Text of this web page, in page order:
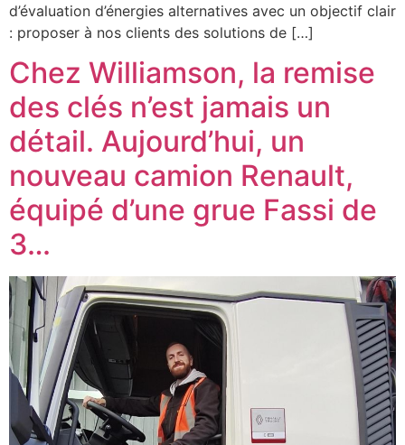
d’évaluation d’énergies alternatives avec un objectif clair
: proposer à nos clients des solutions de […]
Chez Williamson, la remise
des clés n’est jamais un
détail. Aujourd’hui, un
nouveau camion Renault,
équipé d’une grue Fassi de
3…